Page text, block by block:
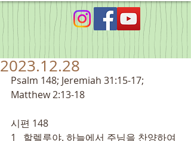
2023.12.28
Psalm 148; Jeremiah 31:15-17;
Matthew 2:13-18
시편 148
1   할렐루야. 하늘에서 주님을 찬양하여